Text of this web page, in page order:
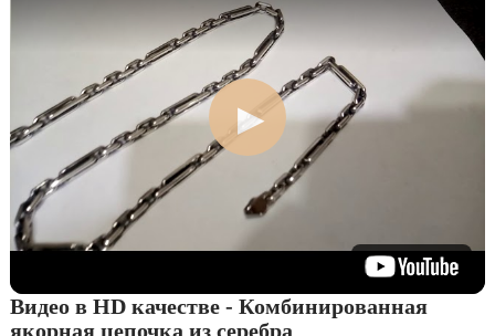
Видео в HD качестве - Комбинированная
якорная цепочка из серебра